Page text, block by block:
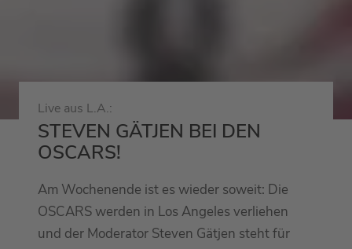
Live aus L.A.:
STEVEN GÄTJEN BEI DEN
OSCARS!
Am Wochenende ist es wieder soweit: Die
OSCARS werden in Los Angeles verliehen
und der Moderator Steven Gätjen steht für